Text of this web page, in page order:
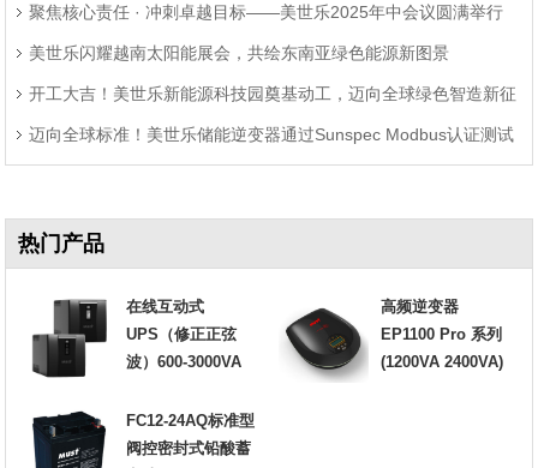
聚焦核心责任 · 冲刺卓越目标——美世乐2025年中会议圆满举行
美世乐闪耀越南太阳能展会，共绘东南亚绿色能源新图景
开工大吉！美世乐新能源科技园奠基动工，迈向全球绿色智造新征
程 迈向全球标准！美世乐储能逆变器通过Sunspec Modbus认证测试
热门产品
在线互动式
UPS（修正正弦
波）600-3000VA
高频逆变器
EP1100 Pro 系列
(1200VA 2400VA)
FC12-24AQ标准型
阀控密封式铅酸蓄